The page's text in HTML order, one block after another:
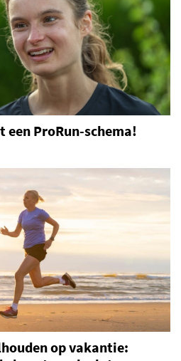
een ProRun-schema!
op vakantie: